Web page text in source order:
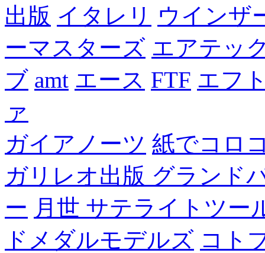
出版 イタレリ ウインザ
ーマスターズ エアテッ
ブ amt エース FTF エフ
ァ
ガイアノーツ 紙でコロ
ガリレオ出版 グランド
ー 月世 サテライトツー
ドメダルモデルズ コト